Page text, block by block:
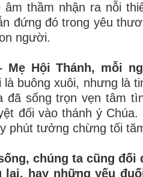
thầm nhận ra nỗi
đứng đó trong yêu
người.
Mẹ Hội Thánh, mỗi
là buông xuôi, nhưng là
sống trọn vẹn tâm
đối vào thánh ý
phút tưởng chừng tối
chúng ta cũng
hay những yếu